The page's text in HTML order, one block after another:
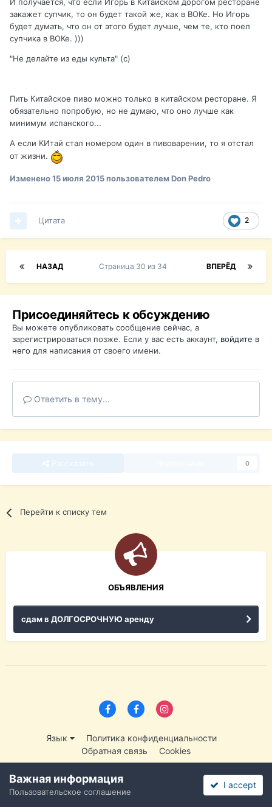
И получается, что если Игорь в Китайском дорогом ресторане
закажет супчик, то он будет такой же, как в ВОКе. Но Игорь
будет думать, что он от этого будет лучше, чем те, кто поел
супчика в ВОКе. )))
"Не делайте из еды культа" (с)
Пить Китайское пиво можно только в китайском ресторане. Я
обязательно попробую, но не думаю, что оно лучше как
минимум испанского...
А если КИтай стал номером один в пивоварении, то я отстал
от жизни.
Изменено15 июля 2015пользователем Don Pedro
2
Цитата
НАЗАД ВПЕРЁД
Страница 30 из 34
Присоединяйтесь к обсуждению
Вы можете опубликовать сообщение сейчас, а
зарегистрироваться позже. Если у вас есть аккаунт, войдите в
него для написания от своего имени.
Ответить в тему...
0
Перейти к списку тем
ОБЪЯВЛЕНИЯ
сдам в ДОЛГОСРОЧНУЮ аренду
Язык
Политика конфиденциальности
Обратная связь
Cookies
2011 - 2026 Федосеев Виктор
Powered by Invision Community
Важная информация
Пользовательское соглашение
I accept